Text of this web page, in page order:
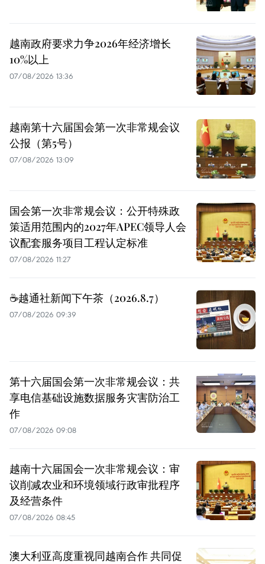
越南政府要求力争2026年经济增长
10%以上
07/08/2026 13:36
越南第十六届国会第一次非常规会议
公报（第5号）
07/08/2026 13:09
国会第一次非常规会议：公开特殊政
策适用范围内的2027年APEC领导人会
议配套服务项目工程认定标准
07/08/2026 11:27
☕️越通社新闻下午茶（2026.8.7）
07/08/2026 09:39
第十六届国会第一次非常规会议：共
享电信基础设施数据服务灾害防治工
作
07/08/2026 09:08
越南十六届国会一次非常规会议：审
议削减农业和环境领域行政审批程序
及经营条件
07/08/2026 08:45
澳大利亚高度重视同越南合作 共同促